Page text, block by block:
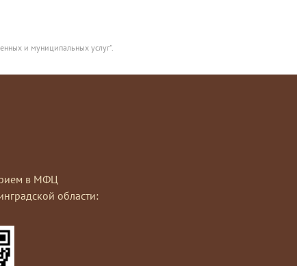
и муниципальных услуг".
в МФЦ
области: